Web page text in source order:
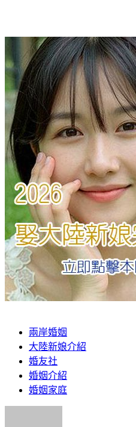
兩岸婚姻
大陸新娘介紹
婚友社
婚姻介紹
婚姻家庭